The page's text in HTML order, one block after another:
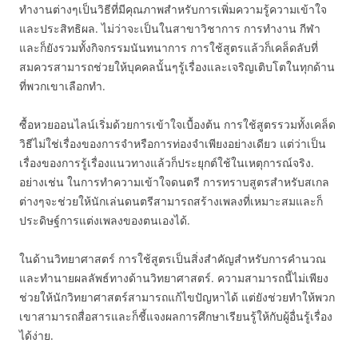
ทำงานต่างๆเป็นวิธีที่มีคุณภาพสำหรับการเพิ่มความรู้ความเข้าใจ
และประสิทธิผล. ไม่ว่าจะเป็นในสาขาวิชาการ การทำงาน กีฬา
และก็ยังรวมทั้งกิจกรรมนันทนาการ การใช้สูตรแล้วก็เคล็ดลับที่
สมควรสามารถช่วยให้บุคคลนั้นๆรู้เรื่องและเจริญเติบโตในทุกด้าน
ที่พวกเขาเลือกทำ.
ซื้อหวยออนไลน์เริ่มด้วยการเข้าใจเบื้องต้น การใช้สูตรรวมทั้งเคล็ด
วิธีไม่ใช่เรื่องของการจำหรือการท่องจำเพียงอย่างเดียว แต่ว่าเป็น
เรื่องของการรู้เรื่องแนวทางแล้วก็ประยุกต์ใช้ในเหตุการณ์จริง.
อย่างเช่น ในการทำความเข้าใจดนตรี การทราบสูตรสำหรับสเกล
ต่างๆจะช่วยให้นักเล่นดนตรีสามารถสร้างเพลงที่เหมาะสมและก็
ประดิษฐ์การแต่งเพลงของตนเองได้.
ในด้านวิทยาศาสตร์ การใช้สูตรเป็นสิ่งสำคัญสำหรับการคำนวณ
และทำนายผลลัพธ์ทางด้านวิทยาศาสตร์. ความสามารถนี้ไม่เพียง
ช่วยให้นักวิทยาศาสตร์สามารถแก้ไขปัญหาได้ แต่ยังช่วยทำให้พวก
เขาสามารถสื่อสารและก็ชี้แจงผลการศึกษาเรียนรู้ให้กับผู้อื่นรู้เรื่อง
ได้ง่าย.